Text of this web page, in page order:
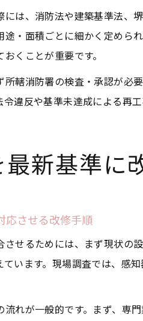
には、消防法や建築基準法、
・面積ごとに細かく定めら
くことが重要です。
所轄消防署の検査・承認が必
違反や基準未達成による再
新基準に
応させる改修手順
させるためには、まず現状の
います。現場調査では、感
流れが一般的です。まず、専